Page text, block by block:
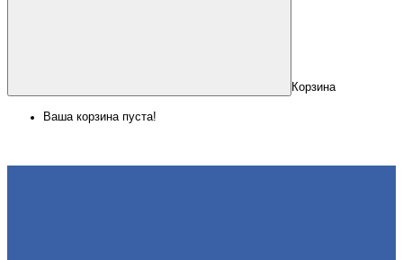
Корзина
Ваша корзина пуста!